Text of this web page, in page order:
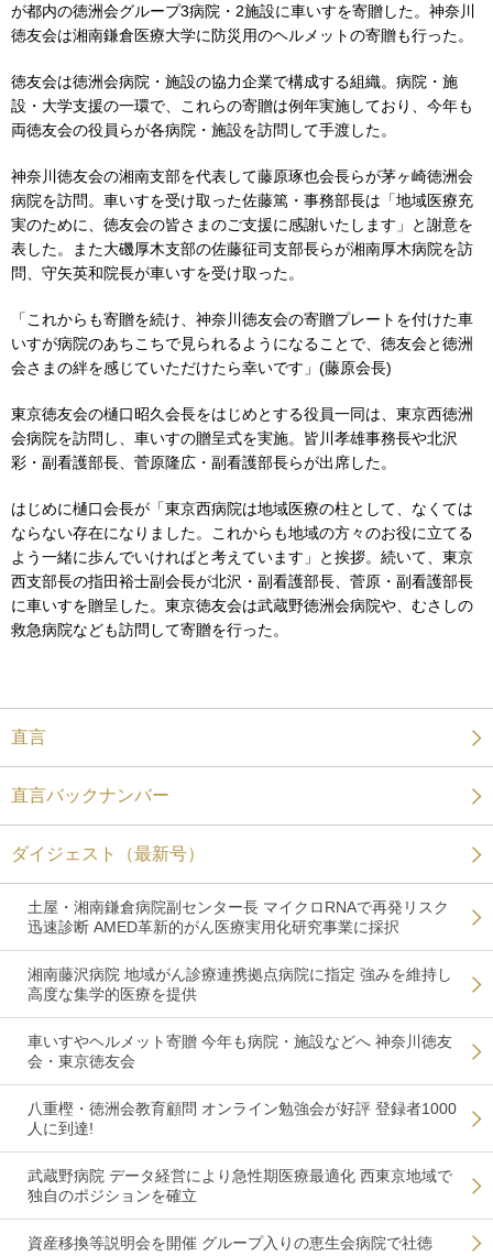
が都内の徳洲会グループ3病院・2施設に車いすを寄贈した。神奈川
徳友会は湘南鎌倉医療大学に防災用のヘルメットの寄贈も行った。
徳友会は徳洲会病院・施設の協力企業で構成する組織。病院・施
設・大学支援の一環で、これらの寄贈は例年実施しており、今年も
両徳友会の役員らが各病院・施設を訪問して手渡した。
神奈川徳友会の湘南支部を代表して藤原琢也会長らが茅ヶ崎徳洲会
病院を訪問。車いすを受け取った佐藤篤・事務部長は「地域医療充
実のために、徳友会の皆さまのご支援に感謝いたします」と謝意を
表した。また大磯厚木支部の佐藤征司支部長らが湘南厚木病院を訪
問、守矢英和院長が車いすを受け取った。
「これからも寄贈を続け、神奈川徳友会の寄贈プレートを付けた車
いすが病院のあちこちで見られるようになることで、徳友会と徳洲
会さまの絆を感じていただけたら幸いです」(藤原会長)
東京徳友会の樋口昭久会長をはじめとする役員一同は、東京西徳洲
会病院を訪問し、車いすの贈呈式を実施。皆川孝雄事務長や北沢
彩・副看護部長、菅原隆広・副看護部長らが出席した。
はじめに樋口会長が「東京西病院は地域医療の柱として、なくては
ならない存在になりました。これからも地域の方々のお役に立てる
よう一緒に歩んでいければと考えています」と挨拶。続いて、東京
西支部長の指田裕士副会長が北沢・副看護部長、菅原・副看護部長
に車いすを贈呈した。東京徳友会は武蔵野徳洲会病院や、むさしの
救急病院なども訪問して寄贈を行った。
直言
直言バックナンバー
ダイジェスト（最新号）
土屋・湘南鎌倉病院副センター長 マイクロRNAで再発リスク
迅速診断 AMED革新的がん医療実用化研究事業に採択
湘南藤沢病院 地域がん診療連携拠点病院に指定 強みを維持し
高度な集学的医療を提供
車いすやヘルメット寄贈 今年も病院・施設などへ 神奈川徳友
会・東京徳友会
八重樫・徳洲会教育顧問 オンライン勉強会が好評 登録者1000
人に到達!
武蔵野病院 データ経営により急性期医療最適化 西東京地域で
独自のポジションを確立
資産移換等説明会を開催 グループ入りの恵生会病院で社徳